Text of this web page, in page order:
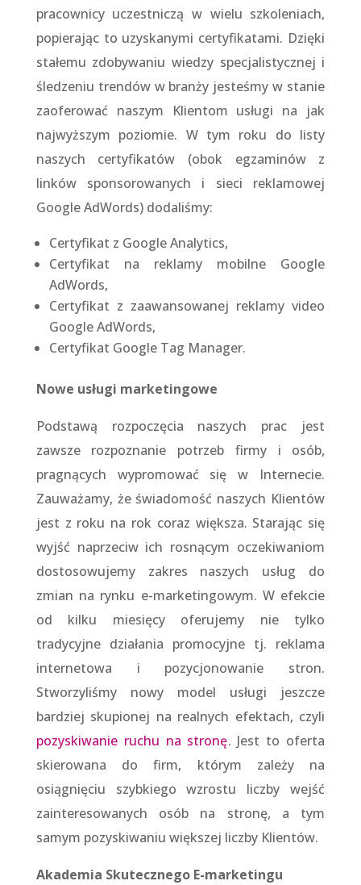
pracownicy uczestniczą w wielu szkoleniach,
popierając to uzyskanymi certyfikatami. Dzięki
stałemu zdobywaniu wiedzy specjalistycznej i
śledzeniu trendów w branży jesteśmy w stanie
zaoferować naszym Klientom usługi na jak
najwyższym poziomie. W tym roku do listy
naszych certyfikatów (obok egzaminów z
linków sponsorowanych i sieci reklamowej
Google AdWords) dodaliśmy:
Certyfikat z Google Analytics,
Certyfikat na reklamy mobilne Google
AdWords,
Certyfikat z zaawansowanej reklamy video
Google AdWords,
Certyfikat Google Tag Manager.
Nowe usługi marketingowe
Podstawą rozpoczęcia naszych prac jest
zawsze rozpoznanie potrzeb firmy i osób,
pragnących wypromować się w Internecie.
Zauważamy, że świadomość naszych Klientów
jest z roku na rok coraz większa. Starając się
wyjść naprzeciw ich rosnącym oczekiwaniom
dostosowujemy zakres naszych usług do
zmian na rynku e-marketingowym. W efekcie
od kilku miesięcy oferujemy nie tylko
tradycyjne działania promocyjne tj. reklama
internetowa i pozycjonowanie stron.
Stworzyliśmy nowy model usługi jeszcze
bardziej skupionej na realnych efektach, czyli
pozyskiwanie ruchu na stronę. Jest to oferta
skierowana do firm, którym zależy na
osiągnięciu szybkiego wzrostu liczby wejść
zainteresowanych osób na stronę, a tym
samym pozyskiwaniu większej liczby Klientów.
Akademia Skutecznego E-marketingu